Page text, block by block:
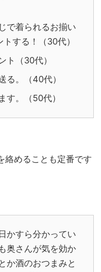
で着られるお揃い
する！（30代）
ト（30代）
る。（40代）
す。（50代）
絡めることも定番です
かすら分かってい
奥さんが気を効か
か酒のおつまみと